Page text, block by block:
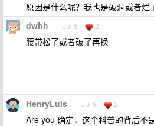
原因是什么呢？我也是破洞或者烂
dwhh Jul 8 2
腰带松了或者破了再换
HenryLuis Jul 8 2
Are you 确定，这个科普的背后不